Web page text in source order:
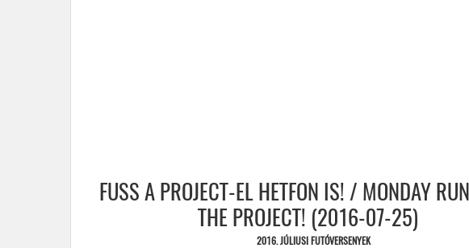
FUSS A PROJECT-EL HETFON IS! / MONDAY
THE PROJECT! (2016-07-25)
2016. JÚLIUSI FUTÓVERSENYEK